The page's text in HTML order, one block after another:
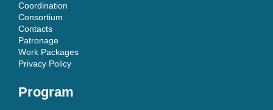
Coordination
Consortium
Contacts
Patronage
Work Packages
Privacy Policy
Program